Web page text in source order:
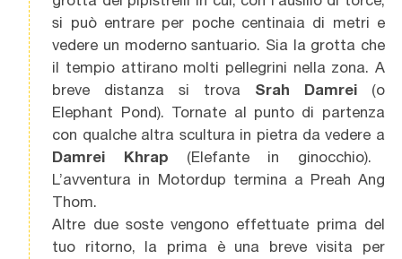
si può entrare per poche centinaia di metri e
vedere un moderno santuario. Sia la grotta che
il tempio attirano molti pellegrini nella zona. A
breve distanza si trova Srah Damrei (o
Elephant Pond). Tornate al punto di partenza
con qualche altra scultura in pietra da vedere a
Damrei Khrap
(Elefante in ginocchio).
L’avventura in Motordup termina a Preah Ang
Thom.
Altre due soste vengono effettuate prima del
tuo ritorno, la prima è una breve visita per